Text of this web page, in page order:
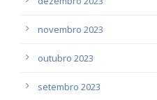
novembro 2023
outubro 2023
setembro 2023